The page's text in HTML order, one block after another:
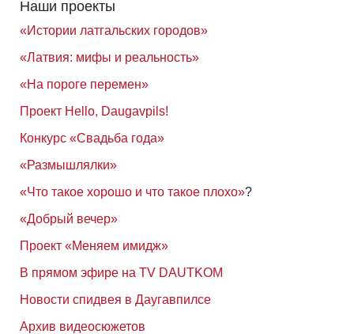
Наши проекты
«Истории латгальских городов»
«Латвия: мифы и реальность»
«На пороге перемен»
Проект Hello, Daugavpils!
Конкурс «Свадьба года»
«Размышлялки»
«Что такое хорошо и что такое плохо»?
«Добрый вечер»
Проект «Меняем имидж»
В прямом эфире на TV DAUTKOM
Новости спидвея в Даугавпилсе
Архив видеосюжетов